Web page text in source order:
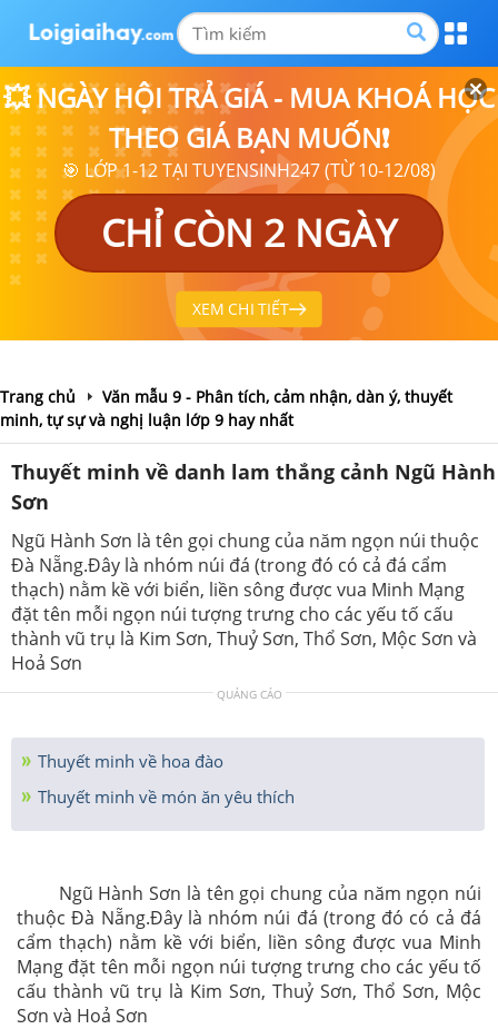
💥 NGÀY HỘI TRẢ GIÁ - MUA KHOÁ HỌC
THEO GIÁ BẠN MUỐN❗
🎯 LỚP 1-12 TẠI TUYENSINH247 (TỪ 10-12/08)
CHỈ CÒN 2 NGÀY
XEM CHI TIẾT
Trang chủ
Văn mẫu 9 - Phân tích, cảm nhận, dàn ý, thuyết
minh, tự sự và nghị luận lớp 9 hay nhất
Thuyết minh về danh lam thắng cảnh Ngũ Hành
Sơn
Ngũ Hành Sơn là tên gọi chung của năm ngọn núi thuộc
Đà Nẵng.Đây là nhóm núi đá (trong đó có cả đá cẩm
thạch) nằm kề với biển, liền sông được vua Minh Mạng
đặt tên mỗi ngọn núi tượng trưng cho các yếu tố cấu
thành vũ trụ là Kim Sơn, Thuỷ Sơn, Thổ Sơn, Mộc Sơn và
Hoả Sơn
QUẢNG CÁO
Thuyết minh về hoa đào
Thuyết minh về món ăn yêu thích
Ngũ Hành Sơn là tên gọi chung của năm ngọn núi
thuộc Đà Nẵng.Đây là nhóm núi đá (trong đó có cả đá
cẩm thạch) nằm kề với biển, liền sông được vua Minh
Mạng đặt tên mỗi ngọn núi tượng trưng cho các yếu tố
cấu thành vũ trụ là Kim Sơn, Thuỷ Sơn, Thổ Sơn, Mộc
Sơn và Hoả Sơn